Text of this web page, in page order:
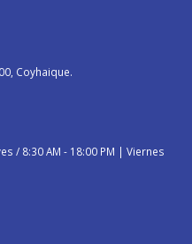
Coyhaique.
/ 8:30 AM - 18:00 PM | Viernes